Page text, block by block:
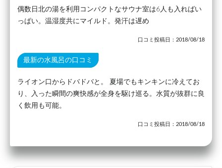
偶数日北の湯を利用コンパクトなサウナ室は6人も入ればい
っぱい。温湿度共にマイルド。発汗は遅め
口コミ投稿日：2018/08/18
最新の水風呂の口コミ
ライオン口からドバドバと。 夏場でもキンキンに冷えてお
り、入った瞬間の爽快感が全身を駆け巡る。水質が抜群に良
く飲用も可能。
口コミ投稿日：2018/08/18